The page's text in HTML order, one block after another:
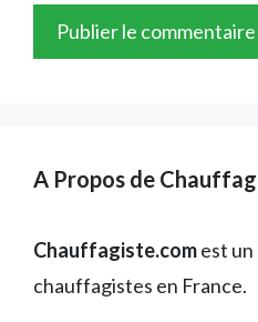
A Propos de
Chauffagiste.comest
chauffagistes en France.